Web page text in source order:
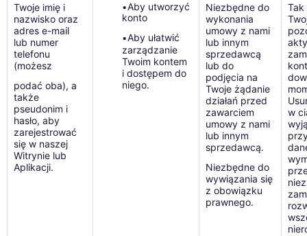
Twoje imię i
nazwisko oraz
adres e-mail
lub numer
telefonu
(możesz
podać oba), a
także
pseudonim i
hasło, aby
zarejestrować
się w naszej
Witrynie lub
Aplikacji.
•Aby utworzyć
konto
•Aby ułatwić
zarządzanie
Twoim kontem
i dostępem do
niego.
Niezbędne do
wykonania
umowy z nami
lub innym
sprzedawcą
lub do
podjęcia na
Twoje żądanie
działań przed
zawarciem
umowy z nami
lub innym
sprzedawcą.
Niezbędne do
wywiązania się
z obowiązku
prawnego.
Tak
w